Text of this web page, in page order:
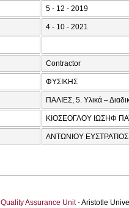
5 - 12 - 2019
4 - 10 - 2021
Contractor
ΦΥΣΙΚΗΣ
ΠΑΛΙΕΣ, 5. Υλικά –
ΚΙΟΣΕΟΓΛΟΥ ΙΩΣΗΦ
ΑΝΤΩΝΙΟΥ
Quality Assurance Unit- Aristotle